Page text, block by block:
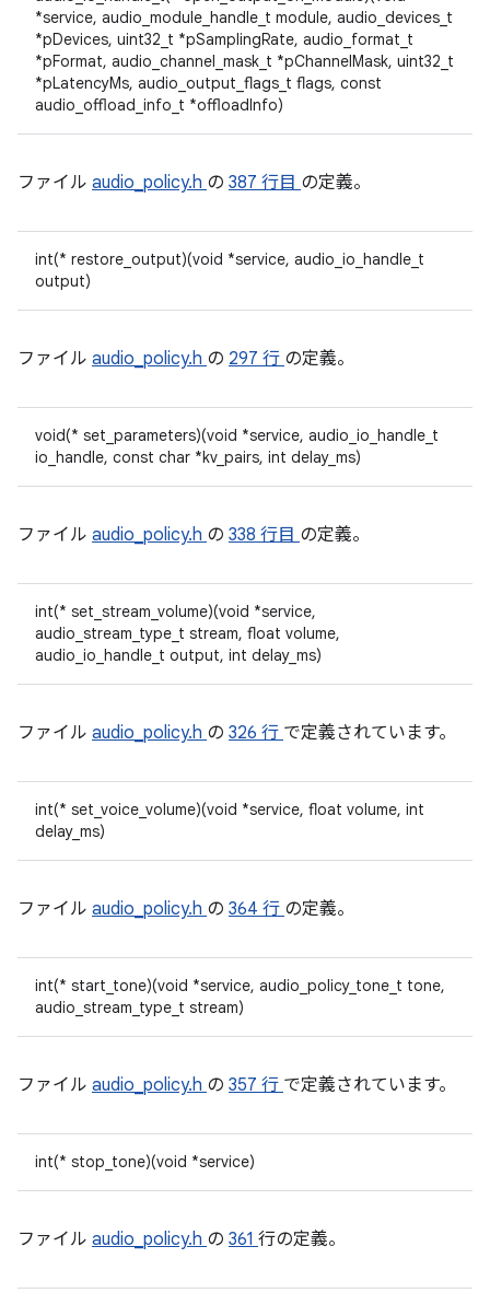
*service, audio_module_handle_t module, audio_devices_t
*pDevices, uint32_t *pSamplingRate, audio_format_t
*pFormat, audio_channel_mask_t *pChannelMask, uint32_t
*pLatencyMs, audio_output_flags_t flags, const
audio_offload_info_t *offloadInfo)
ファイル audio_policy.h の 387 行目 の定義。
int(* restore_output)(void *service, audio_io_handle_t
output)
ファイル audio_policy.h の 297 行 の定義。
void(* set_parameters)(void *service, audio_io_handle_t
io_handle, const char *kv_pairs, int delay_ms)
ファイル audio_policy.h の 338 行目 の定義。
int(* set_stream_volume)(void *service,
audio_stream_type_t stream, float volume,
audio_io_handle_t output, int delay_ms)
ファイル audio_policy.h の 326 行 で定義されています。
int(* set_voice_volume)(void *service, float volume, int
delay_ms)
ファイル audio_policy.h の 364 行 の定義。
int(* start_tone)(void *service, audio_policy_tone_t tone,
audio_stream_type_t stream)
ファイル audio_policy.h の 357 行 で定義されています。
int(* stop_tone)(void *service)
ファイル audio_policy.h の 361 行の定義。